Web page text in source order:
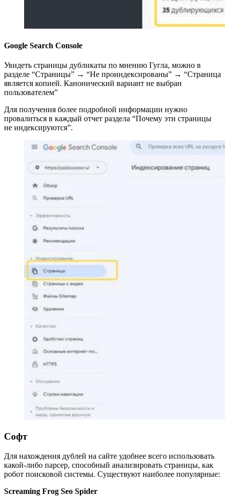
Google Search Console
Увидеть страницы дубликаты по мнению Гугла, можно в
разделе “Страницы” → “Не проиндексированы” → “Страница
является копией. Канонический вариант не выбран
пользователем”
Для получения более подробной информации нужно
провалиться в каждый отчет раздела “Почему эти страницы
не индексируются”.
Софт
Для нахождения дублей на сайте удобнее всего использовать
какой-либо парсер, способный анализировать страницы, как
робот поисковой системы. Существуют наиболее популярные:
Screaming Frog Seo Spider